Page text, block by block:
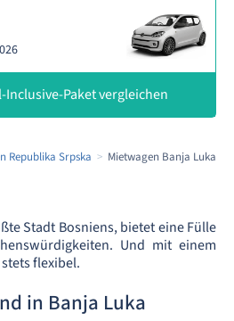
Inclusive-Paket vergleichen
Republika Srpska Mietwagen Banja Luka
Stadt Bosniens, bietet eine Fülle
Und mit einem
flexibel.
in Banja Luka